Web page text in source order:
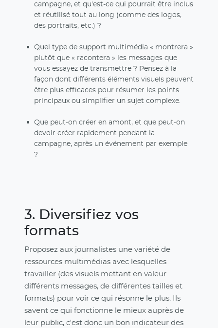
campagne, et qu'est-ce qui pourrait être inclus
et réutilisé tout au long (comme des logos,
des portraits, etc.) ?
Quel type de support multimédia « montrera »
plutôt que « racontera » les messages que
vous essayez de transmettre ? Pensez à la
façon dont différents éléments visuels peuvent
être plus efficaces pour résumer les points
principaux ou simplifier un sujet complexe.
Que peut-on créer en amont, et que peut-on
devoir créer rapidement pendant la
campagne, après un événement par exemple
?
3. Diversifiez vos
formats
Proposez aux journalistes une variété de
ressources multimédias avec lesquelles
travailler (des visuels mettant en valeur
différents messages, de différentes tailles et
formats) pour voir ce qui résonne le plus. Ils
savent ce qui fonctionne le mieux auprès de
leur public, c'est donc un bon indicateur des